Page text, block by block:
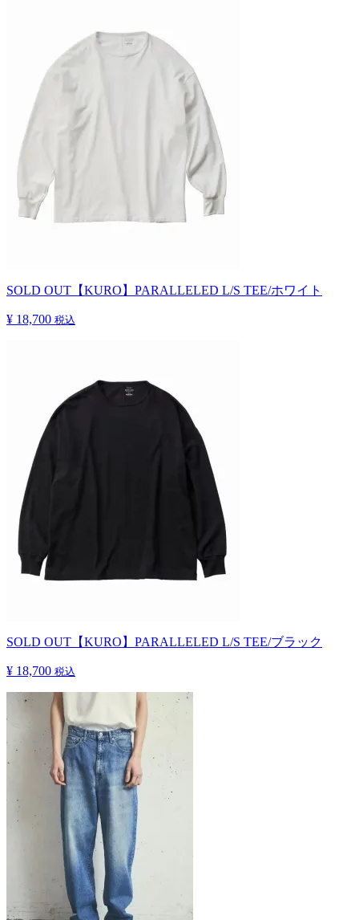
SOLD OUT 【KURO】PARALLELED L/S TEE/ホワイト
¥ 18,700 税込
SOLD OUT 【KURO】PARALLELED L/S TEE/ブラック
¥ 18,700 税込